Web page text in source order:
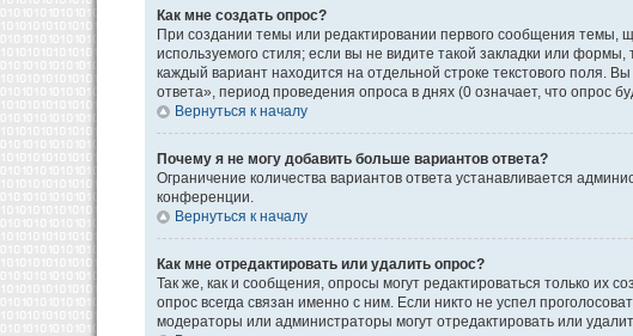
Как мне создать опрос?
При создании темы или редактировании первого сообщения темы,
используемого стиля; если вы не видите такой закладки или
каждый вариант находится на отдельной строке текстового поля.
ответа», период проведения опроса в днях (0 означает, что опрос
Вернуться к началу
Почему я не могу добавить больше вариантов ответа?
Ограничение количества вариантов ответа устанавливается
конференции.
Вернуться к началу
Как мне отредактировать или удалить опрос?
Так же, как и сообщения, опросы могут редактироваться только
опрос всегда связан именно с ним. Если никто не успел
модераторы или администраторы могут отредактировать или